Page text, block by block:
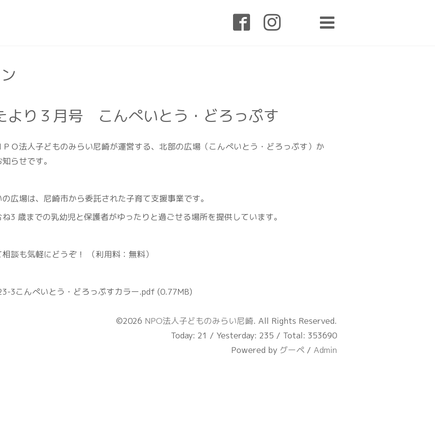
より３月号 こんぺいとう・どろっぷす
ＰＯ法人子どものみらい尼崎が運営する、北部の広場（こんぺいとう・どろっぷす）か
らせです。
広場は、尼崎市から委託された子育て支援事業です。
3 歳までの乳幼児と保護者がゆったりと過ごせる場所を提供しています。
談も気軽にどうぞ！ （利用料：無料）
3こんぺいとう・どろっぷすカラー.pdf (0.77MB)
©2026 NPO法人子どものみらい尼崎. All Rights Reserved.
Today: 21 / Yesterday: 235 / Total: 353690
Powered by グーペ / Admin